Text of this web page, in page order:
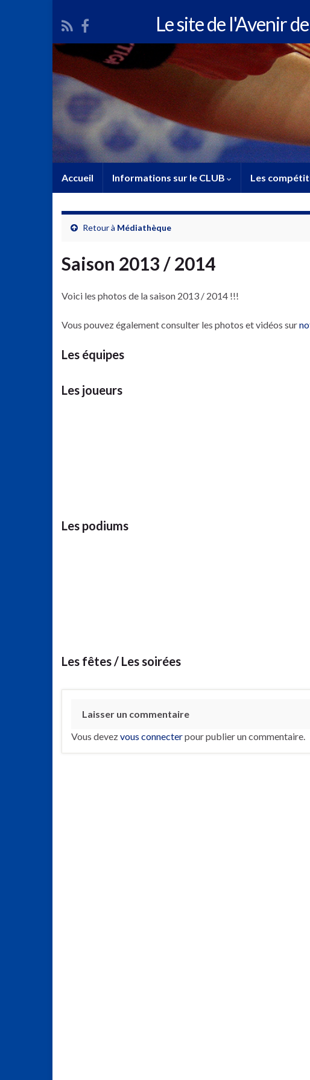
Le site de l'Avenir
Accueil Informations sur le CLUB Les
Retour à Médiathèque
Saison 2013 / 2014
Voici les photos de la saison 2013 / 2014 !!!
Vous pouvez également consulter les photos et vidéos sur
Les équipes
Les joueurs
Les podiums
Les fêtes / Les soirées
Laisser un commentaire
Vous devezvous connecterpour publier un commentaire.